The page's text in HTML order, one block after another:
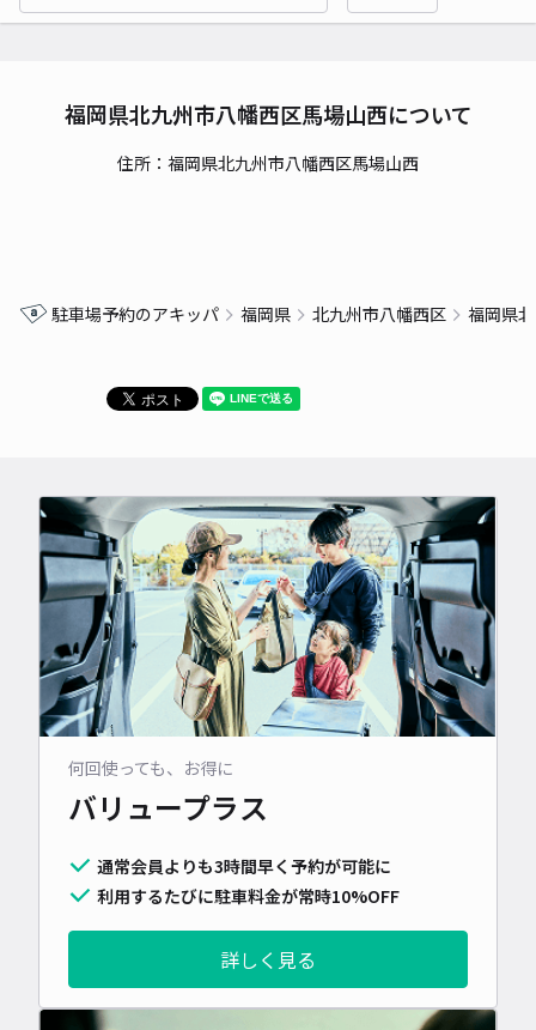
福岡県北九州市八幡西区馬場山西について
住所：福岡県北九州市八幡西区馬場山西
駐車場予約のアキッパ 福岡県 北九州市八幡西区 福岡県
何回使っても、お得に
バリュープラス
通常会員よりも3時間早く予約が可能に
利用するたびに駐車料金が常時10%OFF
詳しく見る